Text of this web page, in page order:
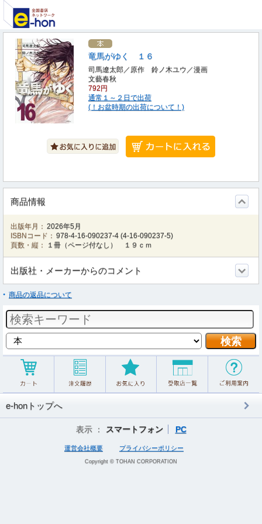
竜馬がゆく １６
司馬遼太郎／原作 鈴ノ木ユウ／漫画
文藝春秋
792円
通常１～２日で出荷
(！お盆時期の出荷について！)
商品情報
出版年月： 2026年5月
ISBNコード： 978-4-16-090237-4 (4-16-090237-5)
頁数・縦：
１冊（ページ付なし） １９ｃｍ
出版社・メーカーからのコメント
商品の返品について
e-honトップへ
表示 ： スマートフォン PC
運営会社概要 プライバシーポリシー
Copyright © TOHAN CORPORATION